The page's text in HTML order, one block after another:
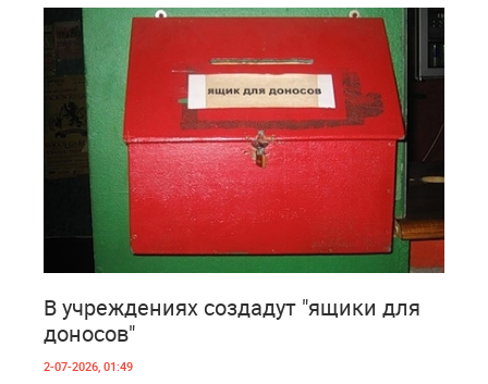
В учреждениях создадут "ящики для
доносов"
2-07-2026, 01:49